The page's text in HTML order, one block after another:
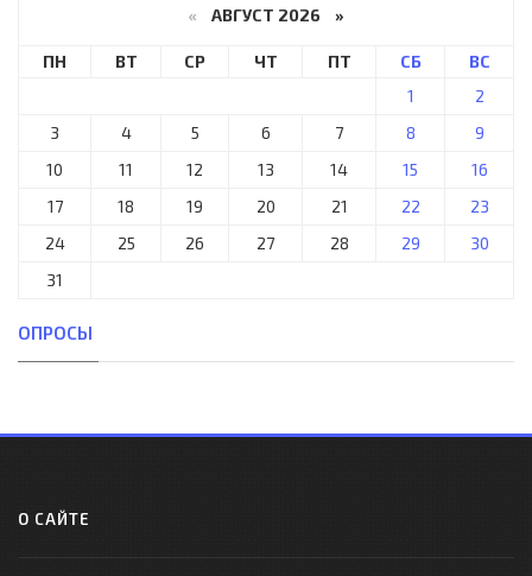
« АВГУСТ 2026 »
ПН ВТ СР ЧТ ПТ СБ
ВС
1
2
3
4 5 6 7 8
9
10
11 12 13 14 15
16
17
18 19 20 21 22
23
24
25 26 27 28 29
30
31
ОПРОСЫ
О САЙТЕ